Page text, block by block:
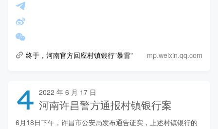
终于，河南官方回应村镇银行"暴雷" mp.weixin.qq.com
4 2022 年 6 月 17 日
河南许昌警方通报村镇银行案
6月18日下午，许昌市公安局发布通告证实，上述村镇银行的